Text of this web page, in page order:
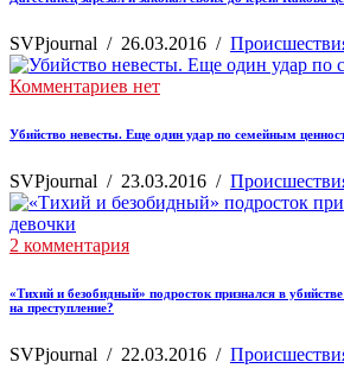
SVPjournal / 26.03.2016 /
Комментариев нет
Убийство невесты. Еще один удар по семейным
SVPjournal / 23.03.2016 /
2 комментария
«Тихий и безобидный» подросток признался в
на преступление?
SVPjournal / 22.03.2016 /